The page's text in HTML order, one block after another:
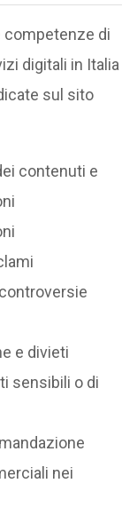
competenze di
digitali in Italia
sul sito
contenuti e
e divieti
sensibili o di
nei